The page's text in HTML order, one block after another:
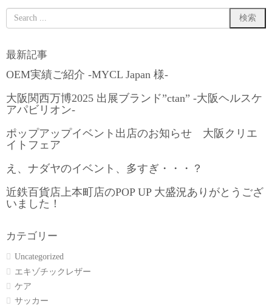
最新記事
OEM実績ご紹介 -MYCL Japan 様-
大阪関西万博2025 出展ブランド”ctan” -大阪ヘルスケ
アパビリオン-
ポップアップイベント出店のお知らせ 大阪クリエ
イトフェア
え、ナダヤのイベント、多すぎ・・・？
近鉄百貨店上本町店のPOP UP 大盛況ありがとうござ
いました！
カテゴリー
Uncategorized
エキゾチックレザー
ケア
サッカー